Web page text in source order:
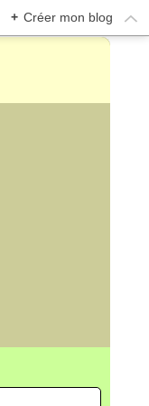
+ Créer mon blog